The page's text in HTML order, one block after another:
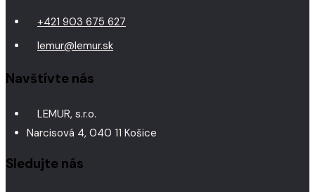
+421 903 675 627
lemur@lemur.sk
Navštívte nás
LEMUR, s.r.o.
Narcisová 4, 040 11 Košice
Sledujte nás